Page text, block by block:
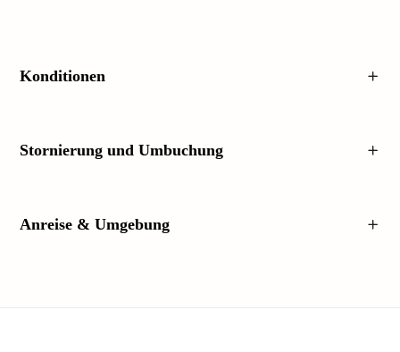
Konditionen
Stornierung und Umbuchung
Anreise & Umgebung